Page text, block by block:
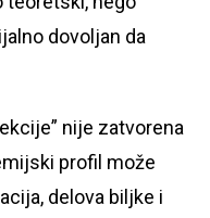
dovoljan da
nije zatvorena
profil može
delova biljke i